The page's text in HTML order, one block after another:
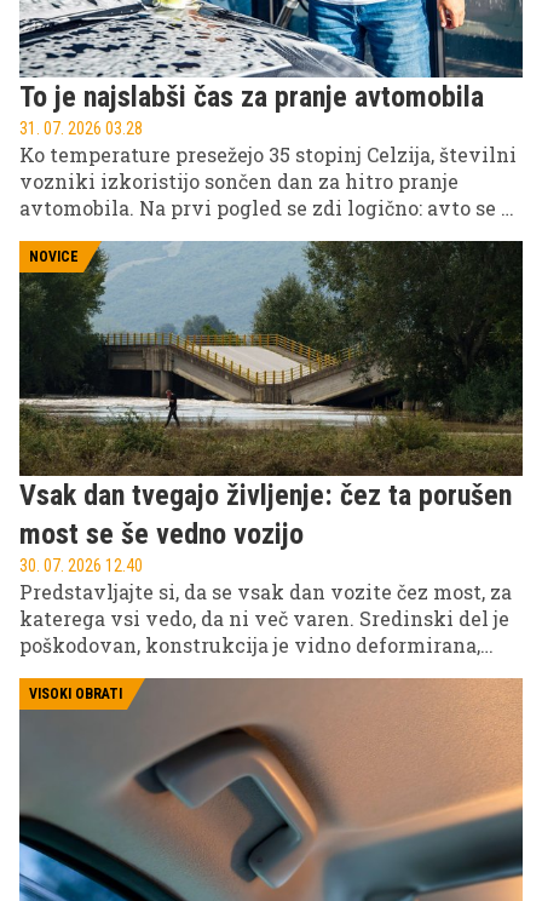
To je najslabši čas za pranje avtomobila
31. 07. 2026 03.28
Ko temperature presežejo 35 stopinj Celzija, številni
vozniki izkoristijo sončen dan za hitro pranje
avtomobila. Na prvi pogled se zdi logično: avto se bo
hitro posušil, vi pa boste v nekaj minutah opravili
delo. Toda prav pranje avtomobila na žgočem soncu
ena izmed največjih napak, ki jo lahko naredite
poleti.
NOVICE
Vsak dan tvegajo življenje: čez ta porušen
most se še vedno vozijo
30. 07. 2026 12.40
Predstavljajte si, da se vsak dan vozite čez most, za
katerega vsi vedo, da ni več varen. Sredinski del je
poškodovan, konstrukcija je vidno deformirana,
uradno je izločen iz uporabe, a ljudje ga kljub temu
še vedno uporabljajo. Prav to se dogaja v grški
VISOKI OBRATI